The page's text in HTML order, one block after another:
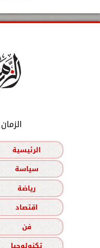
الرئيسية
سياسة
رياضة
اقتصاد
فن